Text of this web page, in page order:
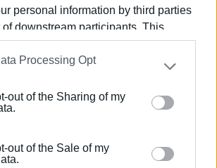
personal information by third parties
of downstream participants. This
also be disclosed by us to third parties
of Downstream Participants
that may
to other third parties.
this website/app uses one or more
and may gather and store information
click to grant or deny consent to
Processing Opt
out of the Sharing of my
out of the Sale of my
Εκδόσεις Ενημέρωση από το